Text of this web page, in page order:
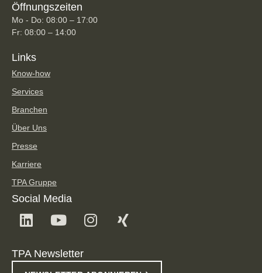
Öffnungszeiten
Mo - Do: 08:00 – 17:00
Fr: 08:00 – 14:00
Links
Know-how
Services
Branchen
Über Uns
Presse
Karriere
TPA Gruppe
Social Media
TPA Newsletter